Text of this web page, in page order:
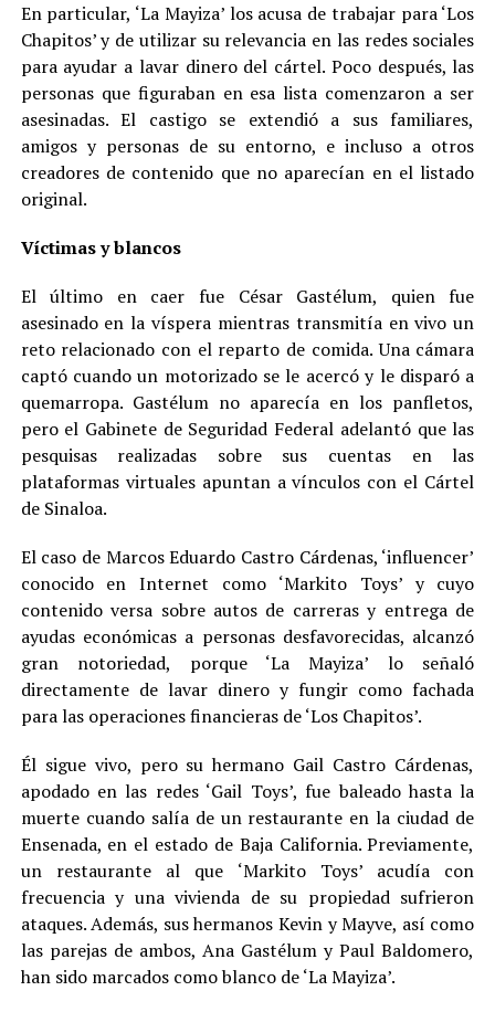
En particular, ‘La Mayiza’ los acusa de trabajar para ‘Los
Chapitos’ y de utilizar su relevancia en las redes sociales
para ayudar a lavar dinero del cártel. Poco después, las
personas que figuraban en esa lista comenzaron a ser
asesinadas. El castigo se extendió a sus familiares,
amigos y personas de su entorno, e incluso a otros
creadores de contenido que no aparecían en el listado
original.
Víctimas y blancos
El último en caer fue César Gastélum, quien fue
asesinado en la víspera mientras transmitía en vivo un
reto relacionado con el reparto de comida. Una cámara
captó cuando un motorizado se le acercó y le disparó a
quemarropa. Gastélum no aparecía en los panfletos,
pero el Gabinete de Seguridad Federal adelantó que las
pesquisas realizadas sobre sus cuentas en las
plataformas virtuales apuntan a vínculos con el Cártel
de Sinaloa.
El caso de Marcos Eduardo Castro Cárdenas, ‘influencer’
conocido en Internet como ‘Markito Toys’ y cuyo
contenido versa sobre autos de carreras y entrega de
ayudas económicas a personas desfavorecidas, alcanzó
gran notoriedad, porque ‘La Mayiza’ lo señaló
directamente de lavar dinero y fungir como fachada
para las operaciones financieras de ‘Los Chapitos’.
Él sigue vivo, pero su hermano Gail Castro Cárdenas,
apodado en las redes ‘Gail Toys’, fue baleado hasta la
muerte cuando salía de un restaurante en la ciudad de
Ensenada, en el estado de Baja California. Previamente,
un restaurante al que ‘Markito Toys’ acudía con
frecuencia y una vivienda de su propiedad sufrieron
ataques. Además, sus hermanos Kevin y Mayve, así como
las parejas de ambos, Ana Gastélum y Paul Baldomero,
han sido marcados como blanco de ‘La Mayiza’.